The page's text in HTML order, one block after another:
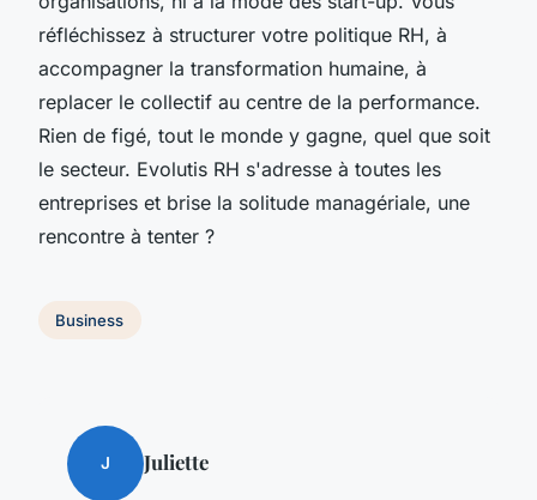
réfléchissez à structurer votre politique RH, à
accompagner la transformation humaine, à
replacer le collectif au centre de la performance.
Rien de figé, tout le monde y gagne, quel que soit
le secteur. Evolutis RH s'adresse à toutes les
entreprises et brise la solitude managériale, une
rencontre à tenter ?
Business
J Juliette